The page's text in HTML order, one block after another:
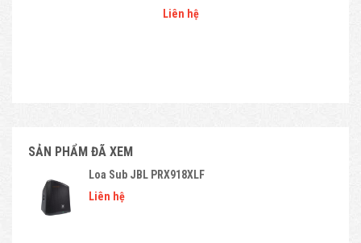
Liên hệ
SẢN PHẨM ĐÃ XEM
Loa Sub JBL PRX918XLF
Liên hệ